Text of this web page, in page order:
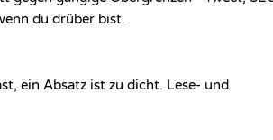
du drüber bist.
ein Absatz ist zu dicht. Lese- und